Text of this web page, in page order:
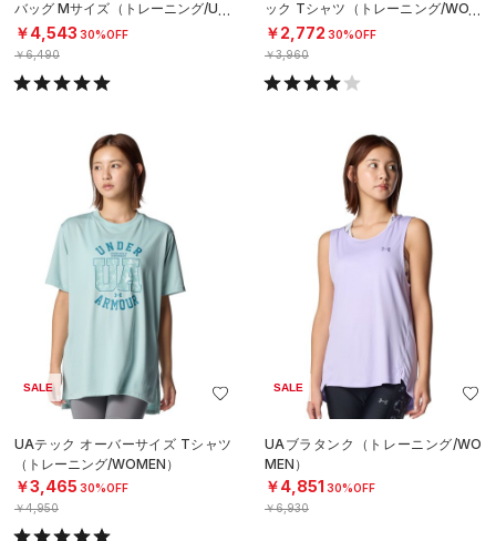
バッグ Mサイズ（トレーニング/UNI
SEX）
￥4,543 30%OFF
￥6,490
ック Tシャツ（トレーニング/WOM
EN）
￥2,772 30%OFF
￥3,960
SALE
UAテック オーバーサイズ Tシャツ
（トレーニング/WOMEN）
￥3,465 30%OFF
￥4,950
SALE
UAブラタンク（トレーニング/WO
MEN）
￥4,851 30%OFF
￥6,930